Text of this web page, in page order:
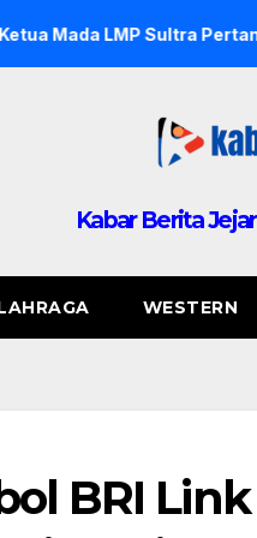
Pertanyakan Tes Urine
Kabar Berita
WESTERN
BRI